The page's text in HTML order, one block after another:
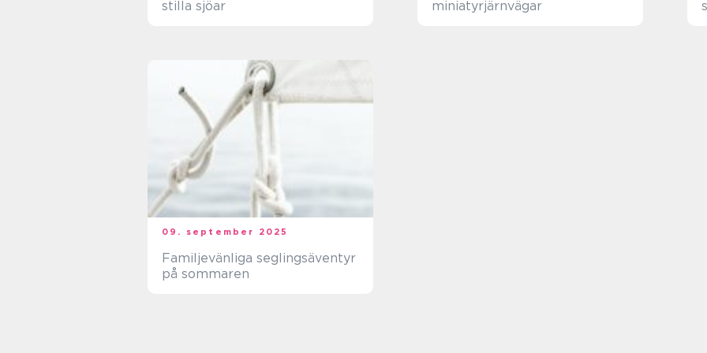
stilla sjöar
miniatyrjärnvägar
09. september 2025
Familjevänliga seglingsäventyr
på sommaren